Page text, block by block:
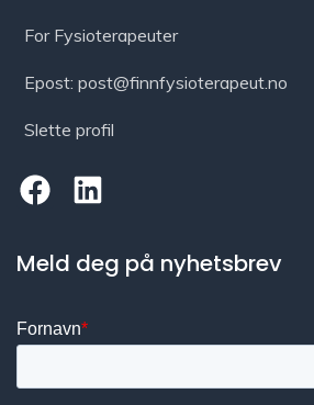
For Fysioterapeuter
Epost: post@finnfysioterapeut.no
Slette profil
Meld deg på nyhetsbrev